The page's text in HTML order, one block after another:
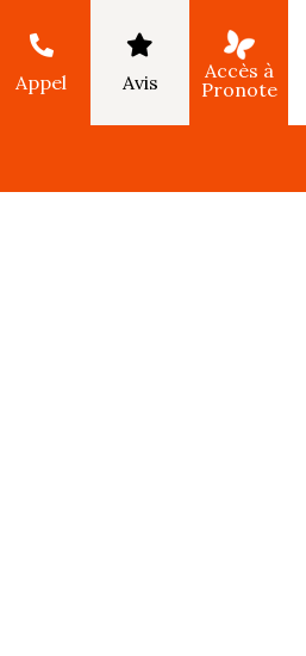
Appel Avis
Accès à
Pronote